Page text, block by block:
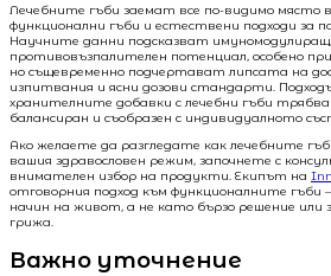
Лечебните гъби заемат все по-видимо място
функционални гъби и естествени подходи за
Научните данни подсказват
противовъзпалителен потенциал, особено
но същевременно подчертават липсата на
изпитвания и ясни дозови стандарти.
хранителните добавки с лечебни гъби
балансиран и съобразен с индивидуалното
Ако желаете да разгледате как лечебните
вашия здравословен режим, започнете с
внимателен избор на продукти. Екипът на
отговорния подход към функционалните гъби
начин на живот, а не като бързо решение или
грижа.
Важно уточнение